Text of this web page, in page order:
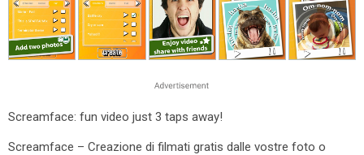
Screamface: fun video just 3 taps away!
Screamface – Creazione di filmati gratis dalle vostre foto o